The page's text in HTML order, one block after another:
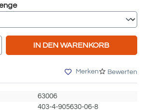
auswählen
Gib den gewünschten
IN DEN WARENKORB
Merken Bewerten
63006
403-4-905630-06-8